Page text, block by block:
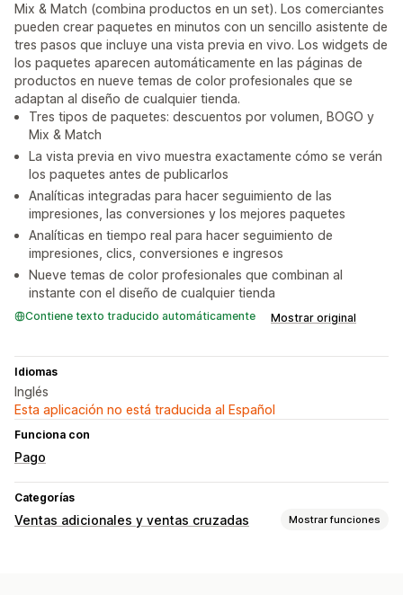
Mix & Match (combina productos en un set). Los comerciantes
pueden crear paquetes en minutos con un sencillo asistente de
tres pasos que incluye una vista previa en vivo. Los widgets de
los paquetes aparecen automáticamente en las páginas de
productos en nueve temas de color profesionales que se
adaptan al diseño de cualquier tienda.
Tres tipos de paquetes: descuentos por volumen, BOGO y
Mix & Match
La vista previa en vivo muestra exactamente cómo se verán
los paquetes antes de publicarlos
Analíticas integradas para hacer seguimiento de las
impresiones, las conversiones y los mejores paquetes
Analíticas en tiempo real para hacer seguimiento de
impresiones, clics, conversiones e ingresos
Nueve temas de color profesionales que combinan al
instante con el diseño de cualquier tienda
Contiene texto traducido automáticamente Mostrar original
Idiomas
Inglés
Esta aplicación no está traducida al Español
Funciona con
Pago
Categorías
Ventas adicionales y ventas cruzadas Mostrar funciones